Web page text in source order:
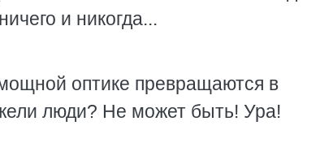
и никогда...
оптике превращаются в
люди? Не может быть! Ура!